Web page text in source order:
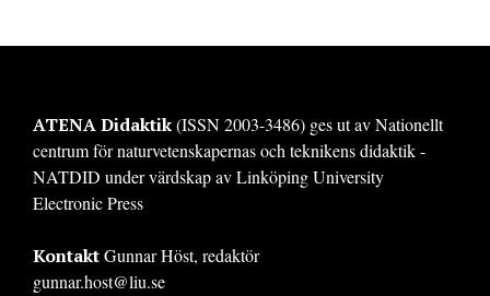
ATENA Didaktik(ISSN 2003-3486) ges ut av Nationellt
centrum för naturvetenskapernas och teknikens didaktik -
NATDID under värdskap av Linköping University
Electronic Press
KontaktGunnar Höst, redaktör
gunnar.host@liu.se